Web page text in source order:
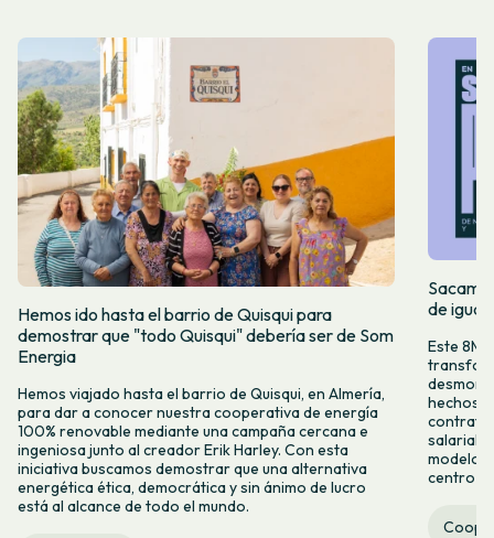
Hemos ido hasta el barrio de Quisqui para
demostrar que "todo Quisqui" debería ser de Som
Energia
Hemos viajado hasta el barrio de Quisqui, en Almería,
para dar a conocer nuestra cooperativa de energía
100% renovable mediante una campaña cercana e
ingeniosa junto al creador Erik Harley. Con esta
iniciativa buscamos demostrar que una alternativa
energética ética, democrática y sin ánimo de lucro
está al alcance de todo el mundo.
de
Este 8M,
hechos y
salarial y
modelo
centro